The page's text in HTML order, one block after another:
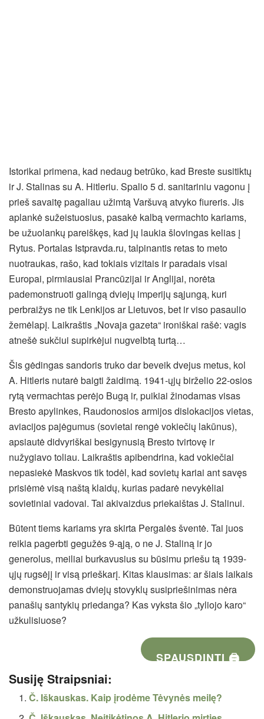
Istorikai primena, kad nedaug betrūko, kad Breste susitiktų
ir J. Stalinas su A. Hitleriu. Spalio 5 d. sanitariniu vagonu į
prieš savaitę pagaliau užimtą Varšuvą atvyko fiureris. Jis
aplankė sužeistuosius, pasakė kalbą vermachto kariams,
be užuolankų pareiškęs, kad jų laukia šlovingas kelias į
Rytus. Portalas Istpravda.ru, talpinantis retas to meto
nuotraukas, rašo, kad tokiais vizitais ir paradais visai
Europai, pirmiausiai Prancūzijai ir Anglijai, norėta
pademonstruoti galingą dviejų imperijų sąjungą, kuri
perbraižys ne tik Lenkijos ar Lietuvos, bet ir viso pasaulio
žemėlapį. Laikraštis „Novaja gazeta“ ironiškai rašė: vagis
atnešė sukčiui supirkėjui nugvelbtą turtą…
Šis gėdingas sandoris truko dar beveik dvejus metus, kol
A. Hitleris nutarė baigti žaidimą. 1941-ųjų birželio 22-osios
rytą vermachtas perėjo Bugą ir, puikiai žinodamas visas
Bresto apylinkes, Raudonosios armijos dislokacijos vietas,
aviacijos pajėgumus (sovietai rengė vokiečių lakūnus),
apsiautė didvyriškai besigynusią Bresto tvirtovę ir
nužygiavo toliau. Laikraštis apibendrina, kad vokiečiai
nepasiekė Maskvos tik todėl, kad sovietų kariai ant savęs
prisiėmė visą naštą klaidų, kurias padarė nevykėliai
sovietiniai vadovai. Tai akivaizdus priekaištas J. Stalinui.
Būtent tiems kariams yra skirta Pergalės šventė. Tai juos
reikia pagerbti gegužės 9-ąją, o ne J. Staliną ir jo
generolus, meiliai burkavusius su būsimu priešu tą 1939-
ųjų rugsėjį ir visą prieškarį. Kitas klausimas: ar šiais laikais
demonstruojamas dviejų stovyklų susipriešinimas nėra
panašių santykių priedanga? Kas vyksta šio „tyliojo karo“
užkulisiuose?
SPAUSDINTI 🖨
Susiję Straipsniai:
Č. Iškauskas. Kaip įrodėme Tėvynės meilę?